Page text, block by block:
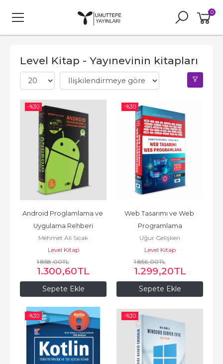
0
Level Kitap - Yayınevinin kitapları
-%30
Sepete Ekle
Android Proglamlama ve
Uygulama Rehberi
Mehmet Ali Sıcak
Level Kitap
1.858,00TL
1.300,60TL
-%30
Sepete Ekle
Web Tasarımı ve Web
Programlama
Uğur Gelişken
Level Kitap
1.856,00TL
1.299,20TL
-%30 -%30